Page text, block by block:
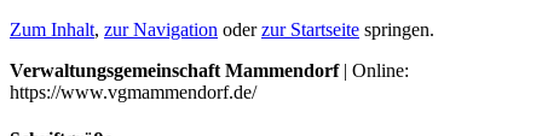
Zum Inhalt, zur Navigation oderzur Startseite springen.
Verwaltungsgemeinschaft Mammendorf| Online:
https://www.vgmammendorf.de/